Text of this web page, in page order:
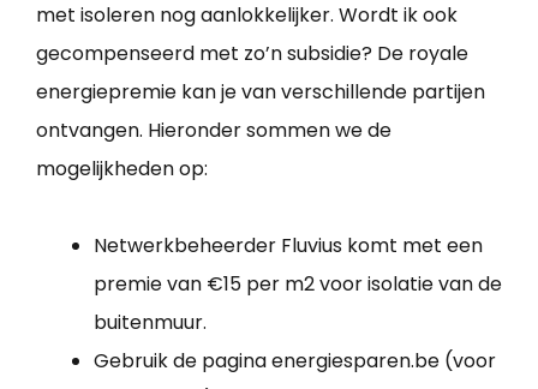
met isoleren nog aanlokkelijker. Wordt ik ook
gecompenseerd met zo’n subsidie? De royale
energiepremie kan je van verschillende partijen
ontvangen. Hieronder sommen we de
mogelijkheden op:
Netwerkbeheerder Fluvius komt met een
premie van €15 per m2 voor isolatie van de
buitenmuur.
Gebruik de pagina energiesparen.be (voor